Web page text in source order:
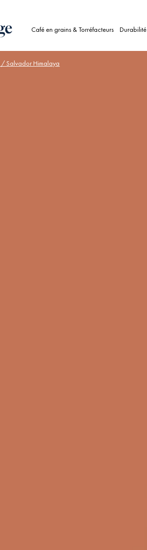
Café en grains & Torréfacteurs Durabilité
/ Salvador Himalaya